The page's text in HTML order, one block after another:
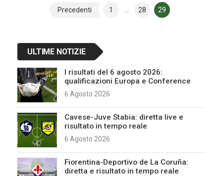
NavigazionePrecedenti 1 28 29
ULTIME NOTIZIE
I risultati del 6 agosto 2026:
qualificazioni Europa e Conference
6 Agosto 2026
Cavese-Juve Stabia: diretta live e
risultato in tempo reale
6 Agosto 2026
Fiorentina-Deportivo de La Coruña:
diretta e risultato in tempo reale